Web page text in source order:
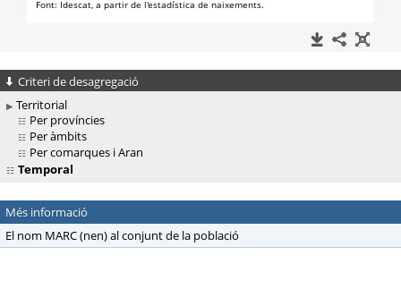
Criteri de desagregació
Territorial
Per províncies
Per àmbits
Per comarques i Aran
Temporal
Més informació
El nom MARC (nen) al conjunt de la població